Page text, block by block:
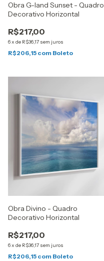
Obra G-land Sunset - Quadro
Decorativo Horizontal
R$217,00
6x de R$36,17 sem juros
R$206,15 com Boleto
Obra Divino - Quadro
Decorativo Horizontal
R$217,00
6x de R$36,17 sem juros
R$206,15 com Boleto